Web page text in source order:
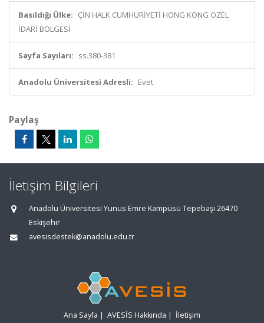
Basıldığı Ülke: ÇİN HALK CUMHURİYETİ HONG KONG ÖZEL
İDARİ BÖLGESİ
Sayfa Sayıları: ss.380-381
Anadolu Üniversitesi Adresli: Evet
Paylaş
İletişim Bilgileri
Anadolu Üniversitesi Yunus Emre Kampüsü Tepebaşı 26470
Eskişehir
avesisdestek@anadolu.edu.tr
Ana Sayfa | AVESİS Hakkında | İletişim